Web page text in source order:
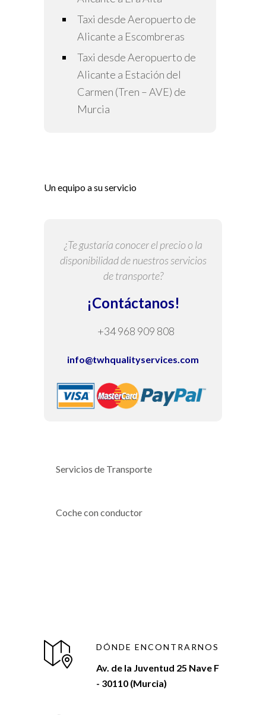
Taxi desde Aeropuerto de
Alicante a Escombreras
Taxi desde Aeropuerto de
Alicante a Estación del
Carmen (Tren – AVE) de
Murcia
Un equipo a su servicio
¿Te gustaría conocer el precio o la
disponibilidad de nuestros servicios
de transporte?
¡Contáctanos!
+34 968 909 808
info@twhqualityservices.com
Servicios de Transporte
Coche con conductor
DÓNDE ENCONTRARNOS
Av. de la Juventud 25 Nave F
- 30110 (Murcia)